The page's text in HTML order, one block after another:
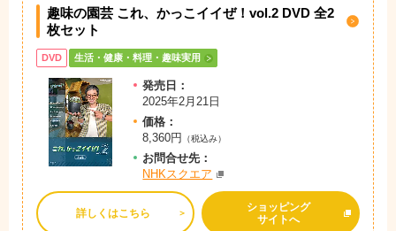
趣味の園芸 これ、かっこイイぜ！vol.2 DVD 全2
枚セット
DVD 生活・健康・料理・趣味実用
発売日：
2025年2月21日
価格：
8,360円
（税込み）
お問合せ先：
NHKスクエア
詳しくはこちら
ショッピング
サイトへ